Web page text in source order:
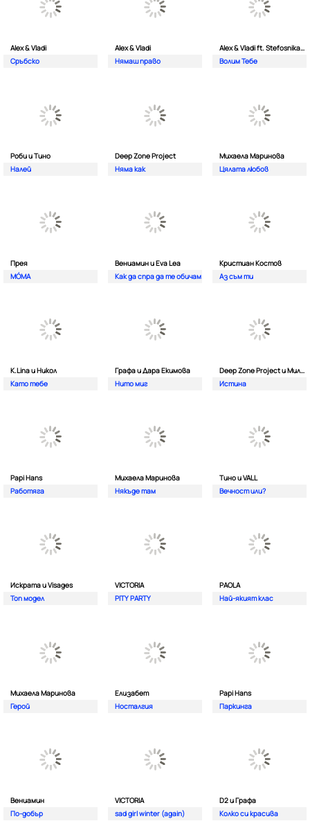
Alex & Vladi
Сръбско
Alex & Vladi
Нямаш право
Alex & Vladi ft. Stefosnikat Ot Nos
Волим Тебе
Роби и Тино
Налей
Deep Zone Project
Няма как
Михаела Маринова
Цялата любов
Прея
MÓMA
Вениамин и Eva Lea
Как да спра да те обичам
Кристиан Костов
Аз съм ти
K.Lina и Никол
Като тебе
Графа и Дара Екимова
Нито миг
Deep Zone Project и Милена
Истина
Papi Hans
Работяга
Михаела Маринова
Някъде там
Тино и VALL
Вечност или?
Искрата и Visages
Топ модел
VICTORIA
PITY PARTY
PAOLA
Най-якият клас
Михаела Маринова
Герой
Елизабет
Носталгия
Papi Hans
Паркинга
Вениамин
По-добър
VICTORIA
sad girl winter (again)
D2 и Графа
Колко си красива